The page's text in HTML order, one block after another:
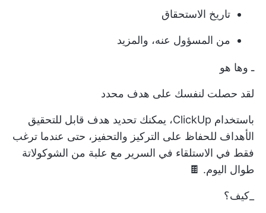
تاريخ الاستحقاق
من المسؤول عنه، والمزيد
ـ وها هو
لقد حصلت لنفسك على هدف محدد
باستخدام ClickUp، يمكنك تحديد هدف قابل للتحقيق
الأهداف للحفاظ على التركيز والتحفيز، حتى عندما ترغب
فقط في الاستلقاء في السرير مع علبة من الشوكولاتة
طوال اليوم. 🍫
_كيف؟